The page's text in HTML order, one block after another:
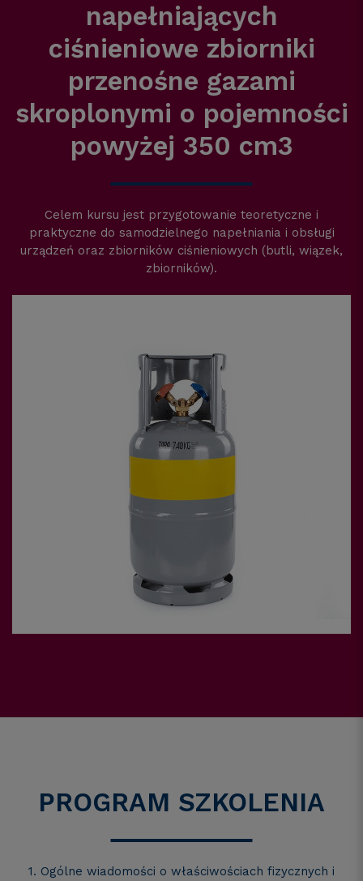
napełniających
ciśnieniowe zbiorniki
przenośne gazami
skroplonymi o pojemności
powyżej 350 cm3
Celem kursu jest przygotowanie teoretyczne i
praktyczne do samodzielnego napełniania i obsługi
urządzeń oraz zbiorników ciśnieniowych (butli, wiązek,
zbiorników).
PROGRAM SZKOLENIA
1. Ogólne wiadomości o właściwościach fizycznych i